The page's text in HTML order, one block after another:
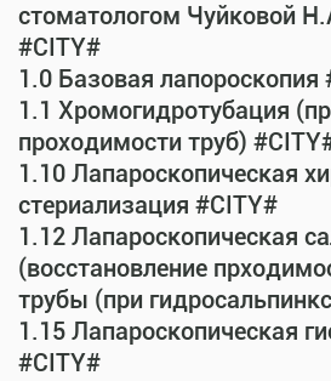
стоматологом Чуйковой
#CITY#
1.0 Базовая лапороскопия
1.1 Хромогидротубация
проходимости труб)
1.10 Лапароскопическая
стериализация #CITY#
1.12 Лапароскопическая
(восстановление
трубы (при
1.15 Лапароскопическая
#CITY#